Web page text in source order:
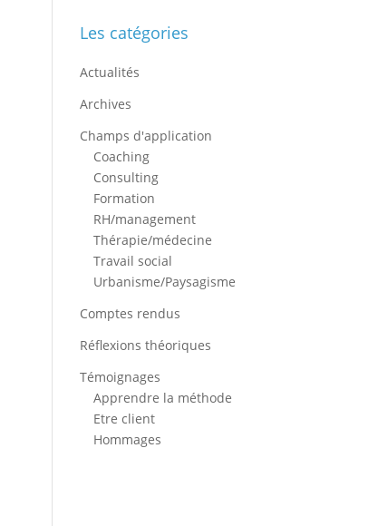
Les catégories
Actualités
Archives
Champs d'application
Coaching
Consulting
Formation
RH/management
Thérapie/médecine
Travail social
Urbanisme/Paysagisme
Comptes rendus
Réflexions théoriques
Témoignages
Apprendre la méthode
Etre client
Hommages